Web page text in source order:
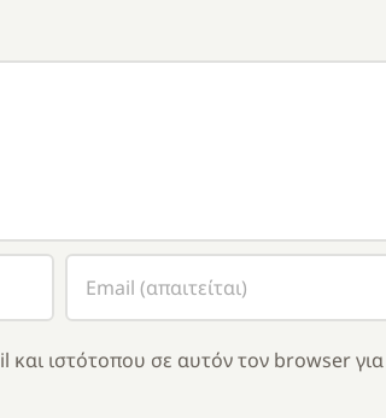
ιστότοπου σε αυτόν τον browser